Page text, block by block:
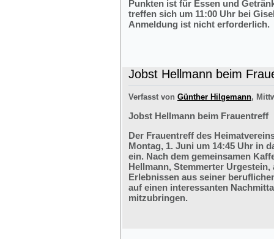
Punkten ist für Essen und
treffen sich um 11:00 Uhr bei
Anmeldung ist nicht erforderlich.
Jobst Hellmann beim
Verfasst von Günther Hilgemann,
Jobst Hellmann beim Frauentreff
Der Frauentreff des
Montag, 1. Juni um 14:45 Uhr in
ein. Nach dem gemeinsamen
Hellmann, Stemmerter
Erlebnissen aus seiner
auf einen interessanten
mitzubringen.